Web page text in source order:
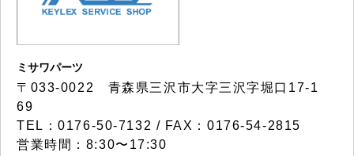
ミサワパーツ
〒033-0022 青森県三沢市大字三沢字堀口17-1
69
TEL：0176-50-7132 / FAX：0176-54-2815
営業時間：8:30〜17:30